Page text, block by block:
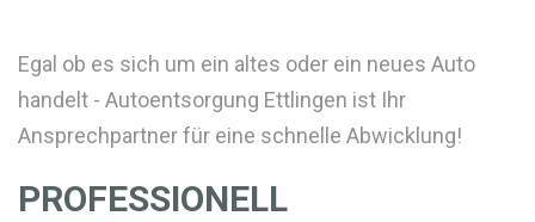
Egal ob es sich um ein altes oder ein neues Auto
handelt - Autoentsorgung Ettlingen ist Ihr
Ansprechpartner für eine schnelle Abwicklung!
PROFESSIONELL